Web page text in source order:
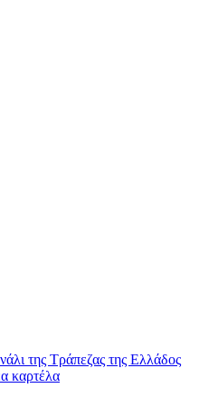
της Τράπεζας της Ελλάδος
καρτέλα